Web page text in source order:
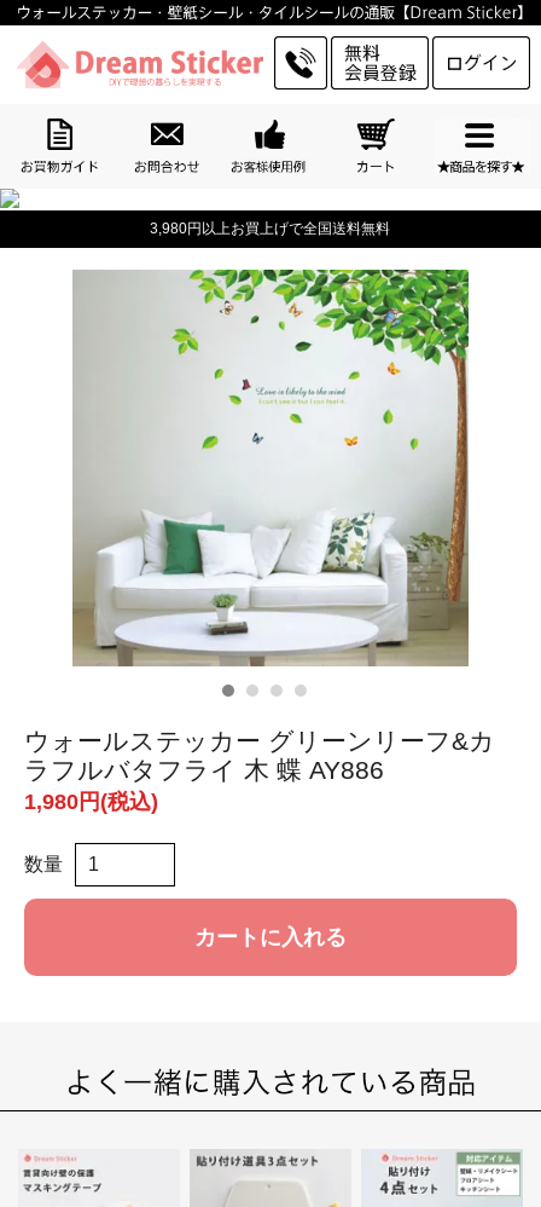
3,980円以上お買上げで全国送料無料
ウォールステッカー グリーンリーフ&カ
ラフルバタフライ 木 蝶 AY886
1,980円(税込)
数量
カートに入れる